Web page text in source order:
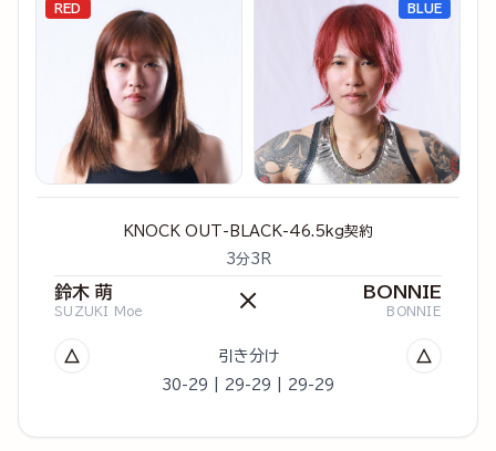
RED
KNOCK OUT-BLACK-46.5kg契約
3分3R
鈴木 萌
SUZUKI Moe × BONNIE
BONNIE
△ 引き分け △
30-29 | 29-29 | 29-29
BLUE